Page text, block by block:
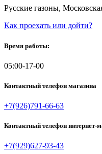
Русские газоны,
Как проехать или дойти?
Время работы:
05:00-17-00
Контактный телефон магазина
+7(926)791-66-63
Контактный телефон интернет-
+7(929)627-93-43